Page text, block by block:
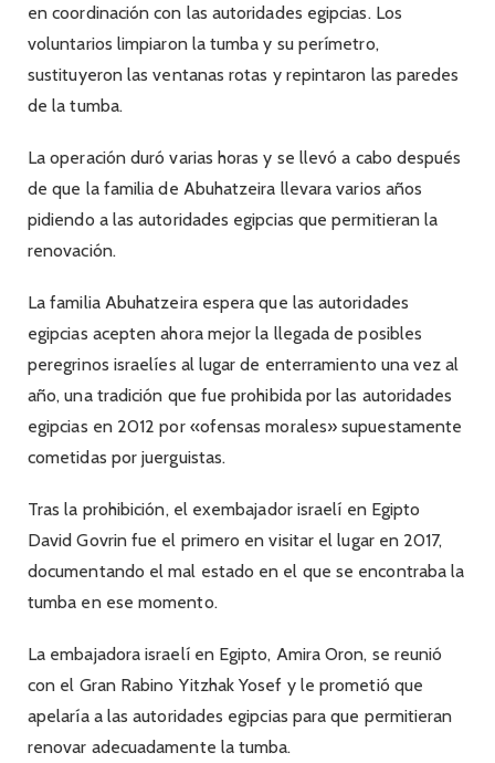
en coordinación con las autoridades egipcias. Los
voluntarios limpiaron la tumba y su perímetro,
sustituyeron las ventanas rotas y repintaron las paredes
de la tumba.
La operación duró varias horas y se llevó a cabo después
de que la familia de Abuhatzeira llevara varios años
pidiendo a las autoridades egipcias que permitieran la
renovación.
La familia Abuhatzeira espera que las autoridades
egipcias acepten ahora mejor la llegada de posibles
peregrinos israelíes al lugar de enterramiento una vez al
año, una tradición que fue prohibida por las autoridades
egipcias en 2012 por «ofensas morales» supuestamente
cometidas por juerguistas.
Tras la prohibición, el exembajador israelí en Egipto
David Govrin fue el primero en visitar el lugar en 2017,
documentando el mal estado en el que se encontraba la
tumba en ese momento.
La embajadora israelí en Egipto, Amira Oron, se reunió
con el Gran Rabino Yitzhak Yosef y le prometió que
apelaría a las autoridades egipcias para que permitieran
renovar adecuadamente la tumba.